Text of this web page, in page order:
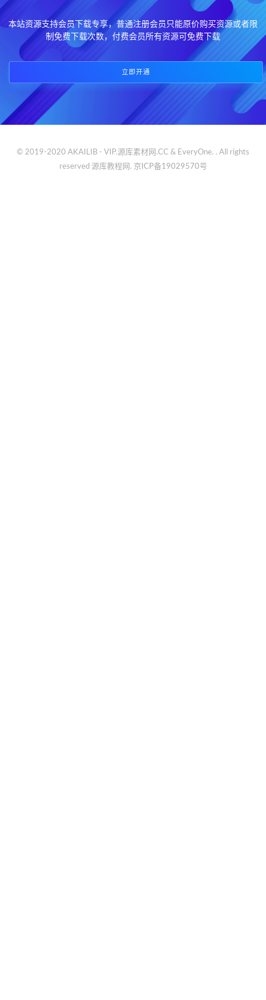
本站资源支持会员下载专享，普通注册会员只能原价购买资源或者限
制免费下载次数，付费会员所有资源可免费下载
立即开通
© 2019-2020 AKAILIB - VIP.源库素材网.CC & EveryOne. . All rights
reserved 源库教程网. 京ICP备19029570号